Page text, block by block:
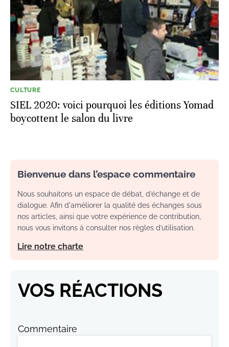
CULTURE
SIEL 2020: voici pourquoi les éditions Yomad
boycottent le salon du livre
Bienvenue dans l’espace commentaire
Nous souhaitons un espace de débat, d’échange et de
dialogue. Afin d'améliorer la qualité des échanges sous
nos articles, ainsi que votre expérience de contribution,
nous vous invitons à consulter nos règles d’utilisation.
Lire notre charte
VOS RÉACTIONS
Commentaire